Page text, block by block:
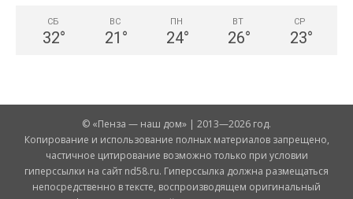
СБ
32°
ВС
21 °
ПН
24°
ВТ
26°
СР
23°
© «Пенза — наш дом» | 2013—2026 год.
Копирование и использование полных материалов запрещено,
частичное цитирование возможно только при условии
гиперссылки на сайт nd58.ru. Гиперссылка должна размещаться
непосредственно в тексте, воспроизводящем оригинальный